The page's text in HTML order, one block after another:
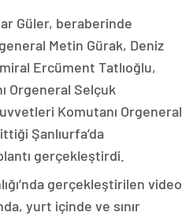
Güler, beraberinde
Metin Gürak, Deniz
Ercüment Tatlıoğlu,
Orgeneral Selçuk
Komutanı Orgeneral
Şanlıurfa’da
gerçekleştirdi.
gerçekleştirilen video
yurt içinde ve sınır